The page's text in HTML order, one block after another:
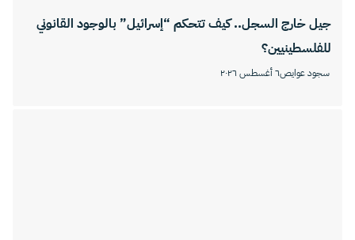
جيل خارج السجل.. كيف تتحكم “إسرائيل” بالوجود القانوني
للفلسطينيين؟
سجود عوايص٦ أغسطس ٢٠٢٦